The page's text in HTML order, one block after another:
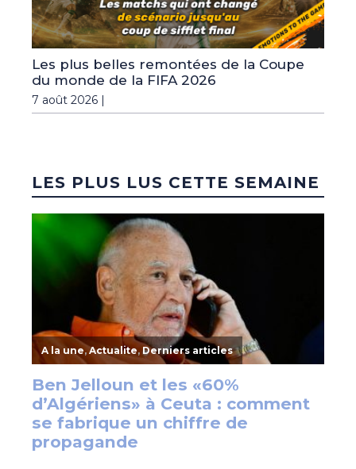
Les plus belles remontées de la Coupe
du monde de la FIFA 2026
7 août 2026 |
LES PLUS LUS CETTE SEMAINE